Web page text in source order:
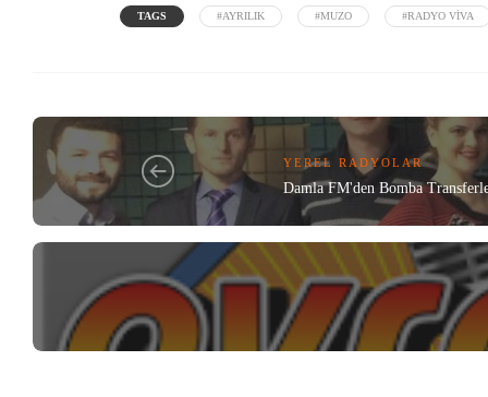
TAGS #AYRILIK #MUZO #RADYO VIVA
YEREL RADYOLAR
Damla FM'den Bomba